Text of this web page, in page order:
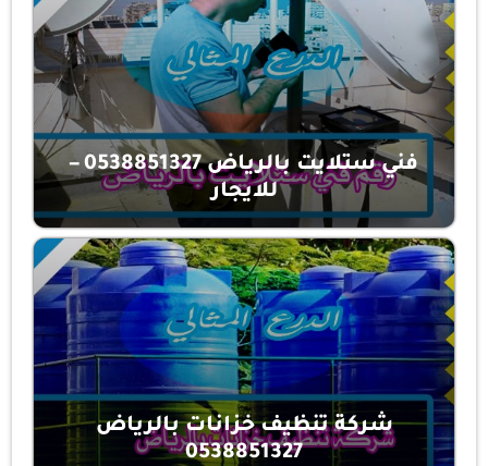
فني ستلايت بالرياض 0538851327 –
للايجار
شركة تنظيف خزانات بالرياض
0538851327